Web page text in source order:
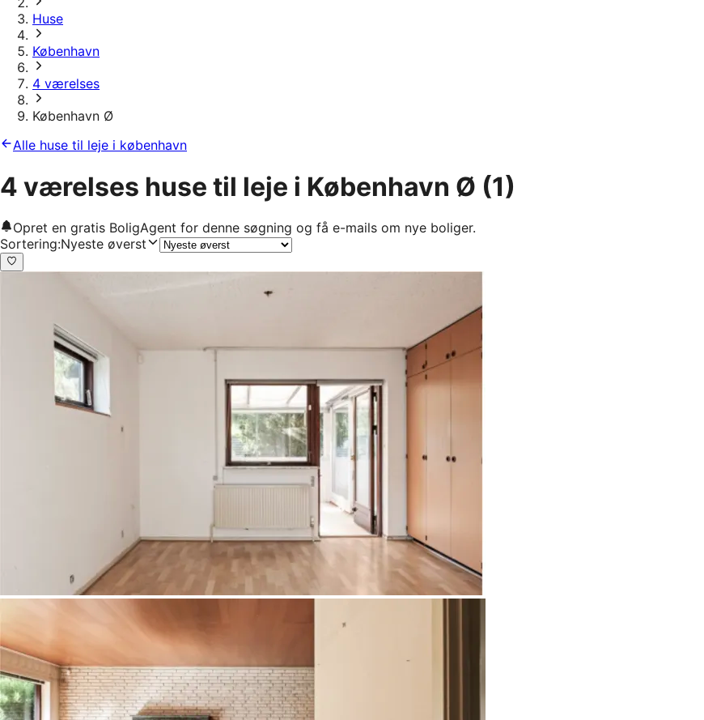
Huse
København
4 værelses
København Ø
Alle huse til leje i københavn
4 værelses huse til leje i København Ø (1)
Opret en gratis BoligAgent for denne søgning og få e-mails om nye boliger.
Sortering:Nyeste øverst